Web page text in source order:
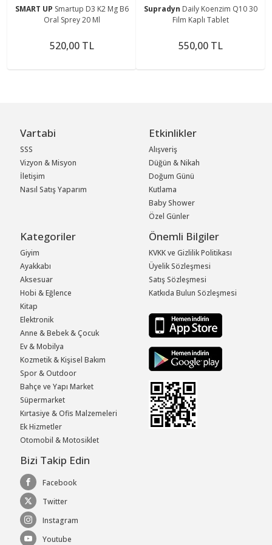
SMART UP Smartup D3 K2 Mg B6
Oral Sprey 20 Ml
520,00 TL
Supradyn Daily Koenzim Q10 30
Film Kaplı Tablet
550,00 TL
Vartabi
SSS
Vizyon & Misyon
İletişim
Nasıl Satış Yaparım
Etkinlikler
Alışveriş
Düğün & Nikah
Doğum Günü
Kutlama
Baby Shower
Özel Günler
Kategoriler
Giyim
Ayakkabı
Aksesuar
Hobi & Eğlence
Kitap
Elektronik
Anne & Bebek & Çocuk
Ev & Mobilya
Kozmetik & Kişisel Bakım
Spor & Outdoor
Bahçe ve Yapı Market
Süpermarket
Kırtasiye & Ofis Malzemeleri
Ek Hizmetler
Otomobil & Motosiklet
Önemli Bilgiler
KVKK ve Gizlilik Politikası
Üyelik Sözleşmesi
Satış Sözleşmesi
Katkıda Bulun Sözleşmesi
Bizi Takip Edin
Facebook
Twitter
Instagram
Youtube